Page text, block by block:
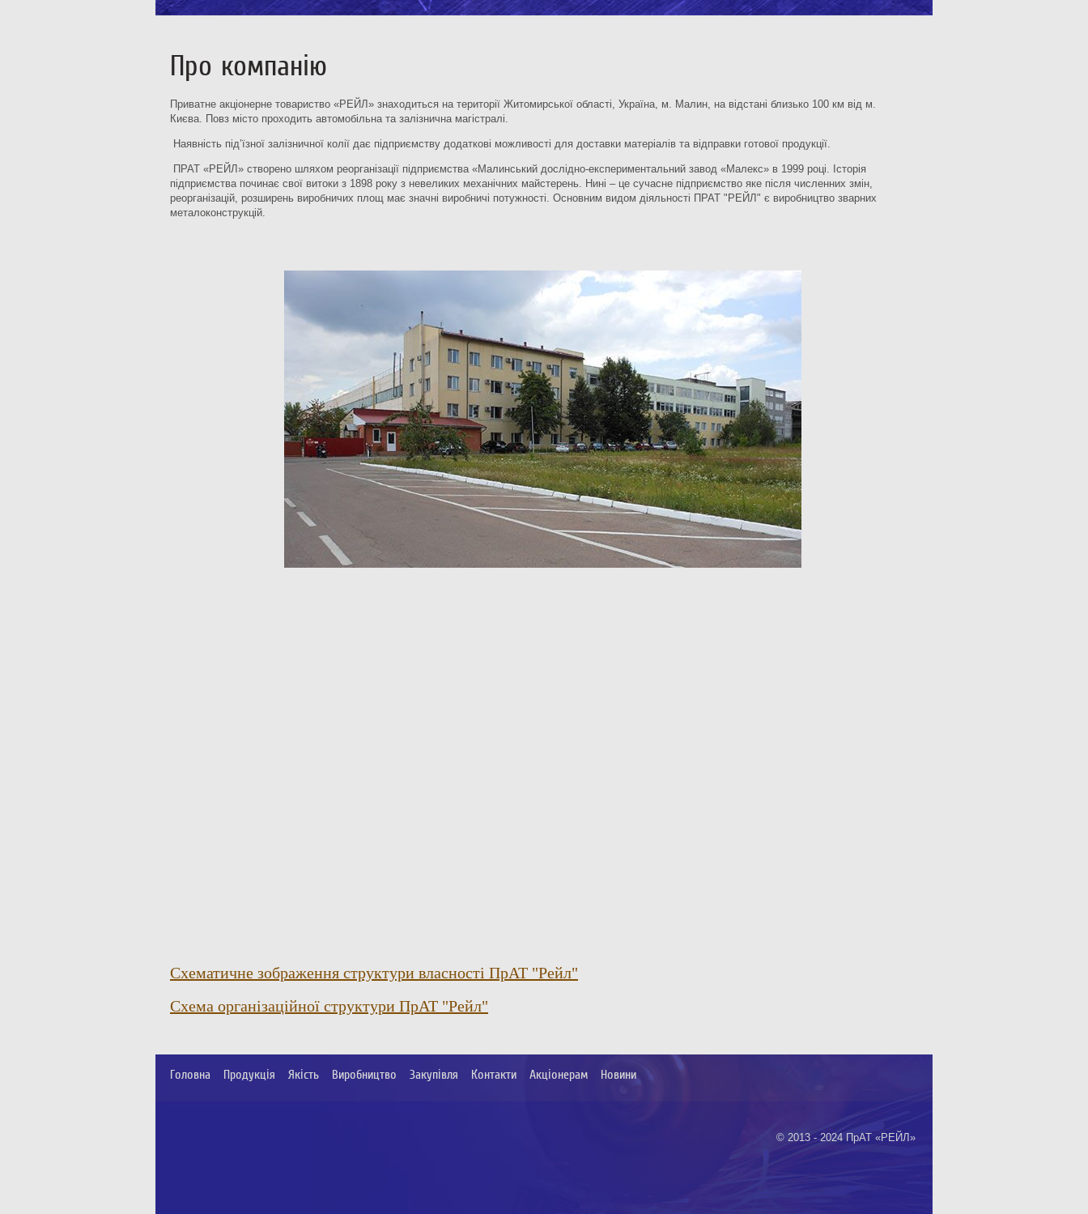
Про компанію
Приватне акціонерне товариство «РЕЙЛ» знаходиться на території Житомирської області, Україна, м. Малин, на відстані близько 100 км від м.
Києва. Повз місто проходить автомобільна та залізнична магістралі.
Наявність під’їзної залізничної колії дає підприємству додаткові можливості для доставки матеріалів та відправки готової продукції.
ПРАТ «РЕЙЛ» створено шляхом реорганізації підприємства «Малинський дослідно-експериментальний завод «Малекс» в 1999 році. Історія
підприємства починає свої витоки з 1898 року з невеликих механічних майстерень. Нині – це сучасне підприємство яке після численних змін,
реорганізацій, розширень виробничих площ має значні виробничі потужності. Основним видом діяльності ПРАТ "РЕЙЛ" є виробництво зварних
металоконструкцій.
Схематичне зображення структури власності ПрАТ "Рейл"
Схема організаційної структури ПрАТ "Рейл"
Головна Продукція Якість Виробництво Закупівля Контакти Акціонерам Новини
© 2013 - 2024 ПрАТ «РЕЙЛ»